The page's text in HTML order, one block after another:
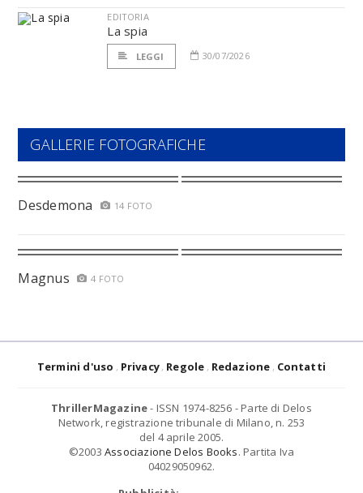
EDITORIA
La spia
LEGGI 30/07/2026
GALLERIE FOTOGRAFICHE
Desdemona 14 FOTO
Magnus 4 FOTO
Termini d'uso Privacy Regole Redazione Contatti
ThrillerMagazine- ISSN 1974-8256 - Parte di Delos
Network, registrazione tribunale di Milano, n. 253
del 4 aprile 2005.
©2003 Associazione Delos Books. Partita Iva
04029050962.